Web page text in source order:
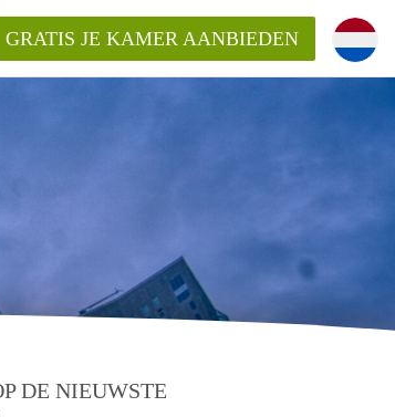
Eindhoven?
bemiddelingsvergoeding?
GRATIS JE KAMER AANBIEDEN
DE NIEUWSTE